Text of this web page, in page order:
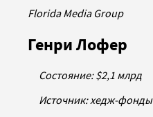
Florida Media Group
Генри Лофер
Состояние: $2,1 млрд
Источник: хедж-фонды